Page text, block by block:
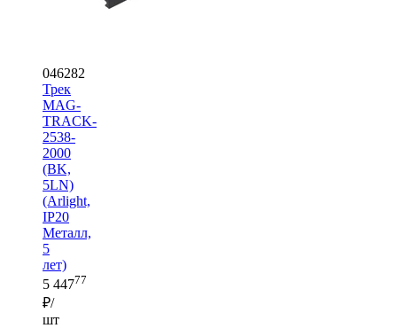
046282
Трек
MAG-
TRACK-
2538-
2000
(BK,
5LN)
(Arlight,
IP20
Металл,
5
лет)
5 44777
₽/
шт